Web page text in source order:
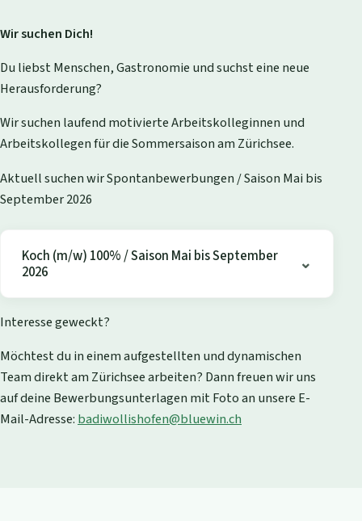
Wir suchen Dich!
Du liebst Menschen, Gastronomie und suchst eine neue
Herausforderung?
Wir suchen laufend motivierte Arbeitskolleginnen und
Arbeitskollegen für die Sommersaison am Zürichsee.
Aktuell suchen wir Spontanbewerbungen / Saison Mai bis
September 2026
Koch (m/w) 100% / Saison Mai bis September
2026
Interesse geweckt?
Möchtest du in einem aufgestellten und dynamischen
Team direkt am Zürichsee arbeiten? Dann freuen wir uns
auf deine Bewerbungsunterlagen mit Foto an unsere E-
Mail-Adresse:badiwollishofen@bluewin.ch